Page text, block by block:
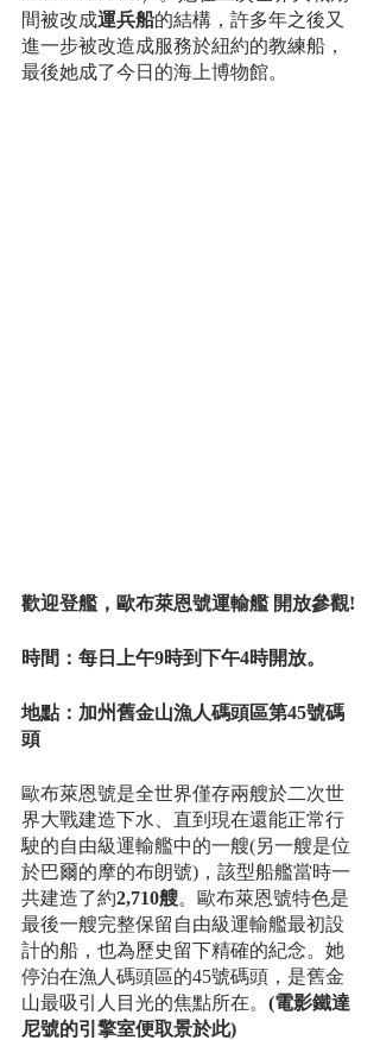
間被改成運兵船的結構，許多年之後又
進一步被改造成服務於紐約的教練船，
最後她成了今日的海上博物館。
歡迎登艦，歐布萊恩號運輸艦 開放參觀!
時間：每日上午9時到下午4時開放。
地點：加州舊金山漁人碼頭區第45號碼
頭
歐布萊恩號是全世界僅存兩艘於二次世
界大戰建造下水、直到現在還能正常行
駛的自由級運輸艦中的一艘(另一艘是位
於巴爾的摩的布朗號)，該型船艦當時一
共建造了約2,710艘。歐布萊恩號特色是
最後一艘完整保留自由級運輸艦最初設
計的船，也為歷史留下精確的紀念。她
停泊在漁人碼頭區的45號碼頭，是舊金
山最吸引人目光的焦點所在。 (電影鐵達
尼號的引擎室便取景於此)